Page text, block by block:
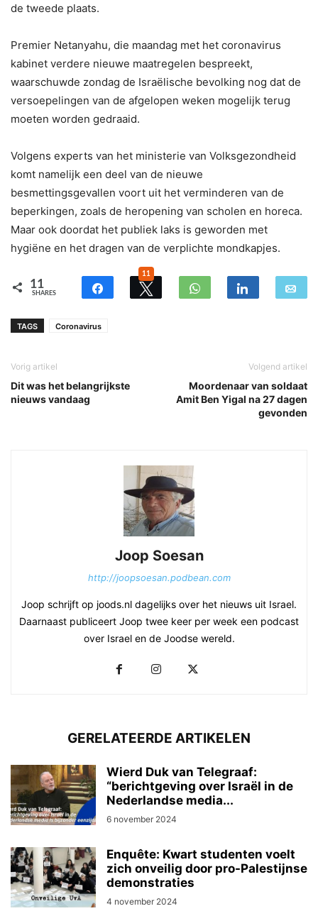
de tweede plaats.
Premier Netanyahu, die maandag met het coronavirus
kabinet verdere nieuwe maatregelen bespreekt,
waarschuwde zondag de Israëlische bevolking nog dat de
versoepelingen van de afgelopen weken mogelijk terug
moeten worden gedraaid.
Volgens experts van het ministerie van Volksgezondheid
komt namelijk een deel van de nieuwe
besmettingsgevallen voort uit het verminderen van de
beperkingen, zoals de heropening van scholen en horeca.
Maar ook doordat het publiek laks is geworden met
hygiëne en het dragen van de verplichte mondkapjes.
11
SHARES
11
TAGS Coronavirus
Vorig artikel
Dit was het belangrijkste
nieuws vandaag
Volgend artikel
Moordenaar van soldaat
Amit Ben Yigal na 27 dagen
gevonden
Joop Soesan
http://joopsoesan.podbean.com
Joop schrijft op joods.nl dagelijks over het nieuws uit Israel.
Daarnaast publiceert Joop twee keer per week een podcast
over Israel en de Joodse wereld.
GERELATEERDE ARTIKELEN
Wierd Duk van Telegraaf:
“berichtgeving over Israël in de
Nederlandse media...
6 november 2024
Enquête: Kwart studenten voelt
zich onveilig door pro-Palestijnse
demonstraties
4 november 2024